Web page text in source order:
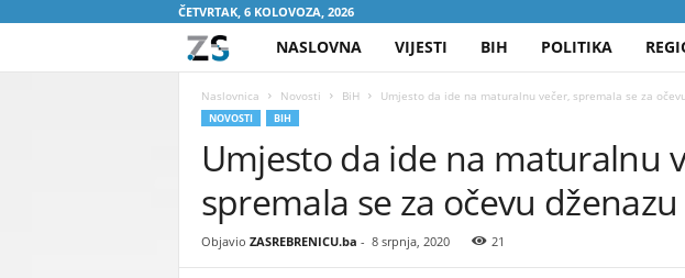
ČETVRTAK, 6 KOLOVOZA, 2026
A
S
E
NASLOVNA VIJESTI BIH POLITIKA
Naslovnica Novosti BiH Umjesto da ide na maturalnu večer, spremala se za
NOVOSTI BIH
Umjesto da ide na maturalnu
spremala se za očevu dženazu
Objavio ZASREBRENICU.ba - 8 srpnja, 2020 21